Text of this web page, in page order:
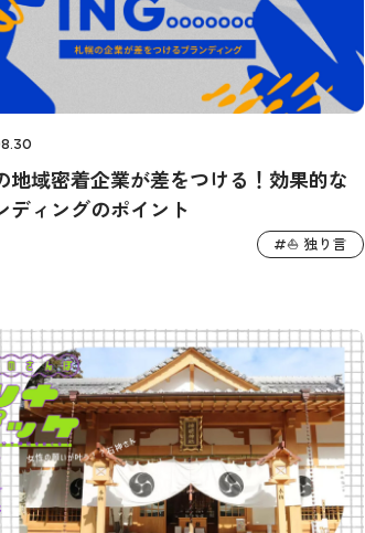
地域密着企業が差をつける！効果的な
ディングのポイント
#⛵️ 独り言